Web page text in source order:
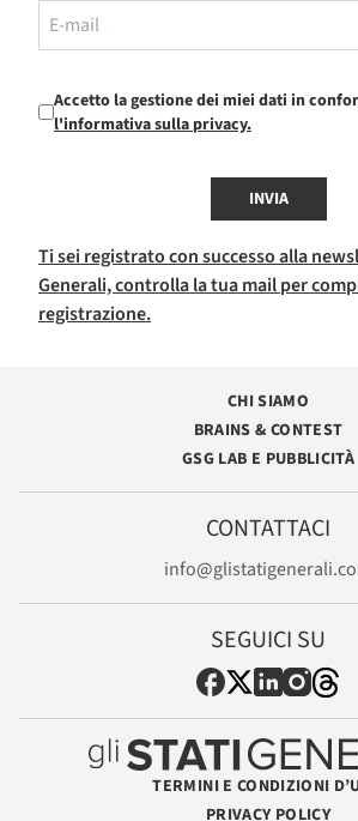
Accetto la gestione dei miei dati in
l'informativa sulla privacy.
INVIA
Ti sei registrato con successo alla
Generali, controlla la tua mail per
registrazione.
CHI SIAMO
BRAINS & CONTEST
GSG LAB E PUBBLICITÀ
CONTATTACI
SEGUICI SU
TERMINI E CONDIZIONI
PRIVACY POLICY